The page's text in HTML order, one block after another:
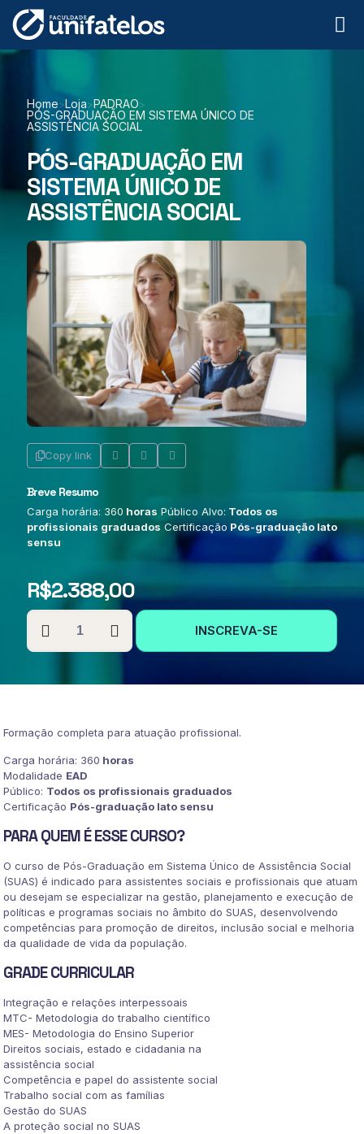
Home>Loja>PADRAO>
PÓS-GRADUAÇÃO EM SISTEMA ÚNICO DE
ASSISTÊNCIA SOCIAL
PÓS-GRADUAÇÃO EM
SISTEMA ÚNICO DE
ASSISTÊNCIA SOCIAL
Copy link
Breve Resumo
Carga horária: 360 horas Público Alvo: Todos os
profissionais graduados Certificação Pós-graduação lato
sensu
R$2.388,00
PÓS-
GRADUAÇÃO
EM
quantidade
INSCREVA-SE
Formação completa para atuação profissional.
Carga horária: 360 horas
Modalidade EAD
Público: Todos os profissionais graduados
Certificação Pós-graduação lato sensu
PARA QUEM É ESSE CURSO?
O curso de Pós-Graduação em Sistema Único de Assistência Social
(SUAS) é indicado para assistentes sociais e profissionais que atuam
ou desejam se especializar na gestão, planejamento e execução de
políticas e programas sociais no âmbito do SUAS, desenvolvendo
competências para promoção de direitos, inclusão social e melhoria
da qualidade de vida da população.
GRADE CURRICULAR
Integração e relações interpessoais
MTC- Metodologia do trabalho científico
MES- Metodologia do Ensino Superior
Direitos sociais, estado e cidadania na
assistência social
Competência e papel do assistente social
Trabalho social com as famílias
Gestão do SUAS
A proteção social no SUAS